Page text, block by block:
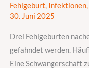
Fehlgeburt, Infektionen,
30. Juni 2025
Drei Fehlgeburten
gefahndet werden.
Eine Schwangerschaft
was
kann
dagegen
unternommen
werden?